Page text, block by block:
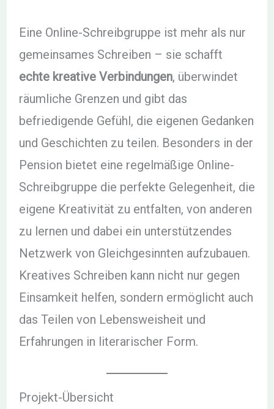
Eine Online-Schreibgruppe ist mehr als nur
gemeinsames Schreiben – sie schafft
echte kreative Verbindungen, überwindet
räumliche Grenzen und gibt das
befriedigende Gefühl, die eigenen Gedanken
und Geschichten zu teilen. Besonders in der
Pension bietet eine regelmäßige Online-
Schreibgruppe die perfekte Gelegenheit, die
eigene Kreativität zu entfalten, von anderen
zu lernen und dabei ein unterstützendes
Netzwerk von Gleichgesinnten aufzubauen.
Kreatives Schreiben kann nicht nur gegen
Einsamkeit helfen, sondern ermöglicht auch
das Teilen von Lebensweisheit und
Erfahrungen in literarischer Form.
Projekt-Übersicht